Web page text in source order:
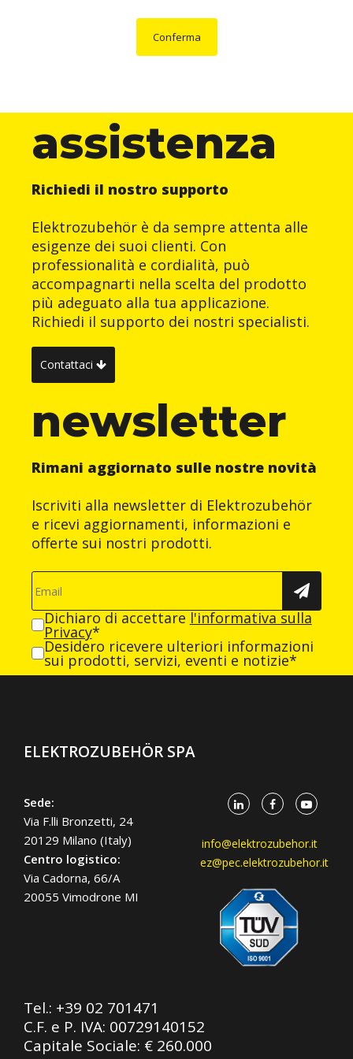
Conferma
assistenza
Richiedi il nostro supporto
Elektrozubehör è da sempre attenta alle
esigenze dei suoi clienti. Con
professionalità e cordialità, può
accompagnarti nella scelta del prodotto
più adeguato alla tua applicazione.
Richiedi il supporto dei nostri specialisti.
Contattaci
newsletter
Rimani aggiornato sulle nostre novità
Iscriviti alla newsletter di Elektrozubehör
e ricevi aggiornamenti, informazioni e
offerte sui nostri prodotti.
Dichiaro di accettare l'informativa sulla
Privacy*
Desidero ricevere ulteriori informazioni
sui prodotti, servizi, eventi e notizie*
ELEKTROZUBEHÖR SPA
Sede:
Via F.lli Bronzetti, 24
20129 Milano (Italy)
Centro logistico:
Via Cadorna, 66/A
20055 Vimodrone MI
info@elektrozubehor.it
ez@pec.elektrozubehor.it
Tel.: +39 02 701471
C.F. e P. IVA: 00729140152
Capitale Sociale: € 260.000